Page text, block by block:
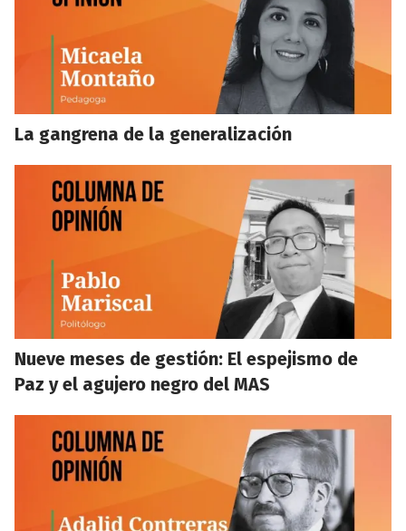
La gangrena de la generalización
Nueve meses de gestión: El espejismo de
Paz y el agujero negro del MAS